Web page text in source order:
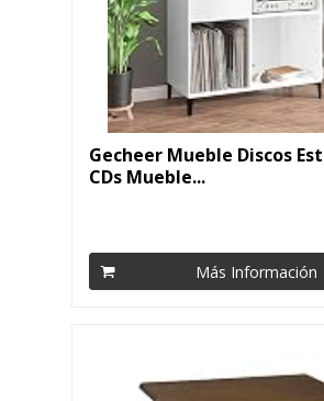
Gecheer Mueble Discos
CDs Mueble...
Más Información